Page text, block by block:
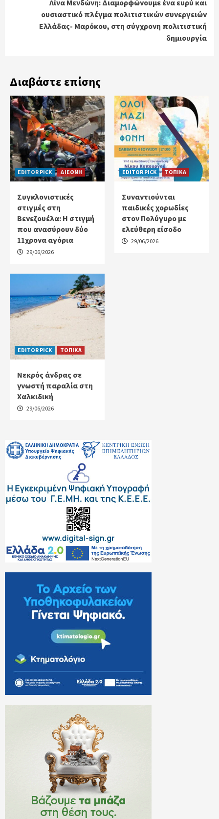
Λίνα Μενδώνη: Διαμορφώνουμε ένα ευρύ και
ουσιαστικό πλέγμα πολιτιστικών συνεργειών
Ελλάδας- Μαρόκου, στη σύγχρονη πολιτιστική
δημιουργία
Διαβάστε επίσης
EDITOR PICK ΔΙΕΘΝΗ
Συγκλονιστικές
στιγμές στη
Βενεζουέλα: Η στιγμή
που ανασύρουν δύο
11χρονα αγόρια
29/06/2026
EDITOR PICK ΤΟΠΙΚΑ
Συναντιούνται
παιδικές χορωδίες
στον Πολύγυρο με
ελεύθερη είσοδο
29/06/2026
EDITOR PICK ΤΟΠΙΚΑ
Νεκρός άνδρας σε
γνωστή παραλία στη
Χαλκιδική
29/06/2026